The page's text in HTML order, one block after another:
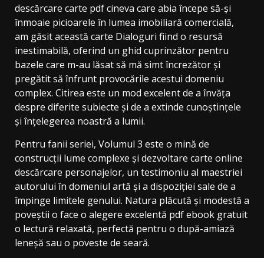
descărcare carte pdf cineva care abia începe să-și
înmoaie picioarele în lumea imobiliară comercială,
am găsit această carte Dialoguri fiind o resursă
inestimabilă, oferind un ghid cuprinzător pentru
bazele care m-au lăsat să mă simt încrezător și
pregătit să înfrunt provocările acestui domeniu
complex. Citirea este un mod excelent de a învăța
despre diferite subiecte și de a extinde cunoștințele
și înțelegerea noastră a lumii.
Pentru fanii seriei, Volumul 3 este o mină de
construcții lume complexe și dezvoltare carte online
descărcare personajelor, un testimoniu al maestriei
autorului în domeniul artă și a dispoziției sale de a
împinge limitele genului. Natura plăcută și modestă a
poveștii o face o alegere excelentă pdf ebook gratuit
o lectură relaxată, perfectă pentru o după-amiază
leneșă sau o poveste de seară.